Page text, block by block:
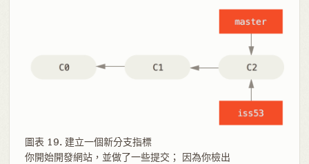
圖表 19. 建立一個新分支指標
你開始開發網站，並做了一些提交； 因為你檢出